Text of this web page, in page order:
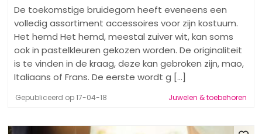
De toekomstige bruidegom heeft eveneens een
volledig assortiment accessoires voor zijn kostuum.
Het hemd Het hemd, meestal zuiver wit, kan soms
ook in pastelkleuren gekozen worden. De originaliteit
is te vinden in de kraag, deze kan gebroken zijn, mao,
Italiaans of Frans. De eerste wordt g [...]
Gepubliceerd op 17-04-18 Juwelen & toebehoren